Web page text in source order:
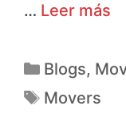
… Leer más
Blogs,
Movers